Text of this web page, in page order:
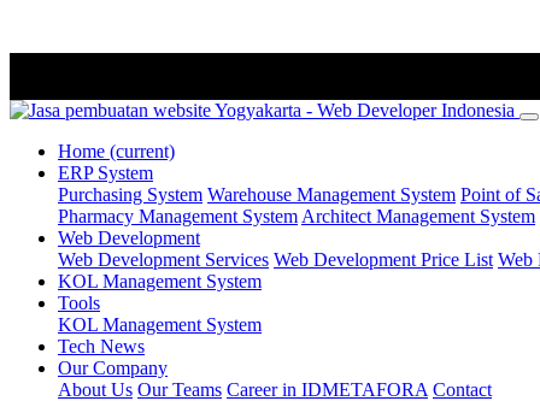
Home (current)
ERP System
Purchasing System Warehouse Management System Point of
Pharmacy Management System Architect Management System
Web Development
Web Development Services Web Development Price List Web
KOL Management System
Tools
KOL Management System
Tech News
Our Company
About Us Our Teams Career in IDMETAFORA Contact